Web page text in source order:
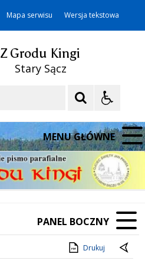
Mapa serwisu Wersja tekstowa
Z Grodu Kingi
Stary Sącz
MENU GŁÓWNE
PANEL BOCZNY
Drukuj